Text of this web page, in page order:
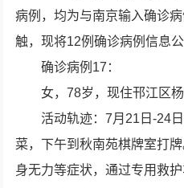
病例，均为与南京输入确诊
触，现将12例确诊病例信息公
确诊病例17：
女，78岁，现住邗江区
活动轨迹：7月21日-24
菜，下午到秋南苑棋牌室打
身无力等症状，通过专用救